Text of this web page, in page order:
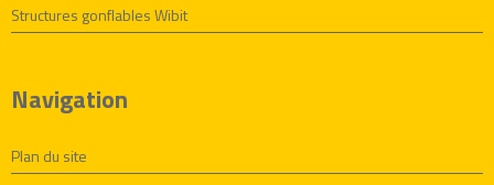
Structures gonflables Wibit
Navigation
Plan du site